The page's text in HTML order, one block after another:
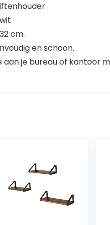
cm.
en schoon.
aan je bureau of kantoor